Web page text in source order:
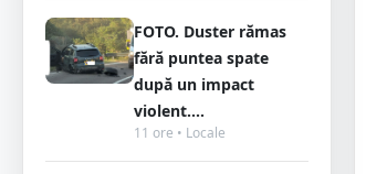
FOTO. Duster rămas
fără puntea spate
după un impact
violent....
11 ore • Locale